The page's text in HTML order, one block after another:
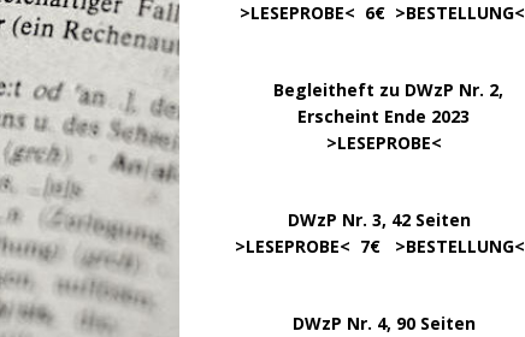
>LESEPROBE< 6€ >BESTELLUNG<
Begleitheft zu DWzP Nr. 2,
Erscheint Ende 2023
>LESEPROBE<
DWzP Nr. 3, 42 Seiten
>LESEPROBE< 7€ >BESTELLUNG<
DWzP Nr. 4, 90 Seiten